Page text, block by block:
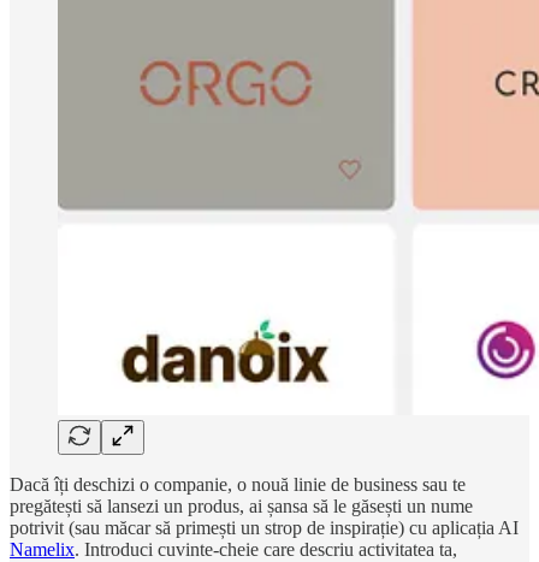
Dacă îți deschizi o companie, o nouă linie de business sau te
pregătești să lansezi un produs, ai șansa să le găsești un nume
potrivit (sau măcar să primești un strop de inspirație) cu aplicația AI
Namelix. Introduci cuvinte-cheie care descriu activitatea ta,